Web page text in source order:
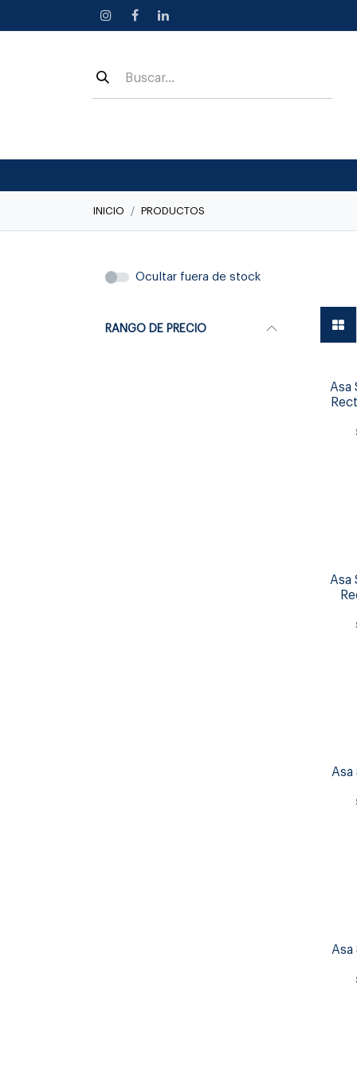
INICIO PRODUCTOS
Ocultar fuera de stock
RANGO DE PRECIO
Asa
Asa